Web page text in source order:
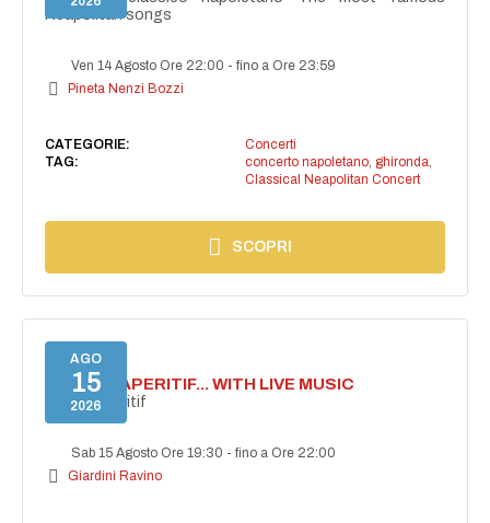
Neapolitan songs
Ven 14 Agosto Ore 22:00 -fino a Ore 23:59
Pineta Nenzi Bozzi
CATEGORIE:
Concerti
TAG:
concerto napoletano, ghironda,
Classical Neapolitan Concert
SCOPRI
AGO
15
2026
SECRET APERITIF... WITH LIVE MUSIC
Secret aperitif
Sab 15 Agosto Ore 19:30 -fino a Ore 22:00
Giardini Ravino